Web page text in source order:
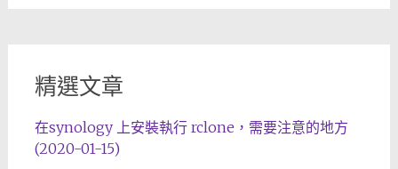
精選文章
在synology 上安裝執行 rclone，需要注意的地方
(2020-01-15)